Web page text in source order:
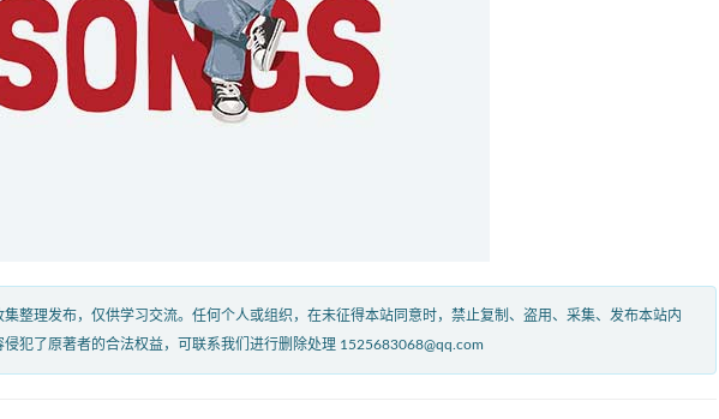
整理发布，仅供学习交流。任何个人或组织，在未征得本站同意时，禁止复制、盗用、采集、发布本站内
犯了原著者的合法权益，可联系我们进行删除处理 1525683068@qq.com